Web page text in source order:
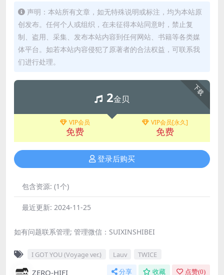
声明：本站所有文章，如无特殊说明或标注，均为本站原
创发布。任何个人或组织，在未征得本站同意时，禁止复
制、盗用、采集、发布本站内容到任何网站、书籍等各类媒
体平台。如若本站内容侵犯了原著者的合法权益，可联系我
们进行处理。
下载
2金贝
VIP会员
免费
VIP会员[永久]
免费
登录后购买
包含资源: (1个)
最近更新: 2024-11-25
如有问题联系管理; 管理微信：SUIXINSHIBEI
I GOT YOU (Voyage ver.) Lauv TWICE
ZERO-HIFI 分享 收藏 点赞(0)